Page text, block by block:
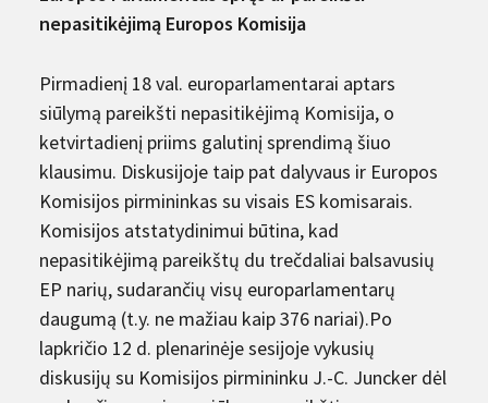
nepasitikėjimą Europos Komisija
Pirmadienį 18 val. europarlamentarai aptars
siūlymą pareikšti nepasitikėjimą Komisija, o
ketvirtadienį priims galutinį sprendimą šiuo
klausimu. Diskusijoje taip pat dalyvaus ir Europos
Komisijos pirmininkas su visais ES komisarais.
Komisijos atstatydinimui būtina, kad
nepasitikėjimą pareikštų du trečdaliai balsavusių
EP narių, sudarančių visų europarlamentarų
daugumą (t.y. ne mažiau kaip 376 nariai).Po
lapkričio 12 d. plenarinėje sesijoje vykusių
diskusijų su Komisijos pirmininku J.-C. Juncker dėl